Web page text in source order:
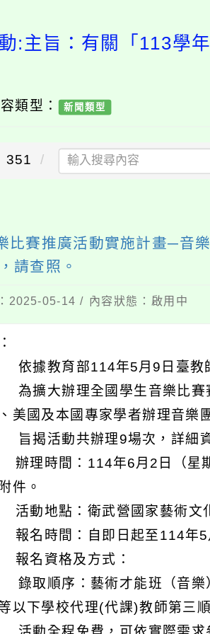
:主旨：有關「113學
類型： 新聞類型
351
比賽推廣活動實施計畫─音
請查照。
2025-05-14 / 內容狀態：啟用中
：
依據教育部114年5月9日臺教
擴大辦理全國學生音樂比賽
美國及本國專家學者辦理音樂
旨揭活動共辦理9場次，詳細資
理時間：114年6月2日（星
件。
動地點：衛武營國家藝術文
名時間：自即日起至114年5
名資格及方式：
取順序：藝術才能班（音樂
以下學校代理(代課)教師第三順